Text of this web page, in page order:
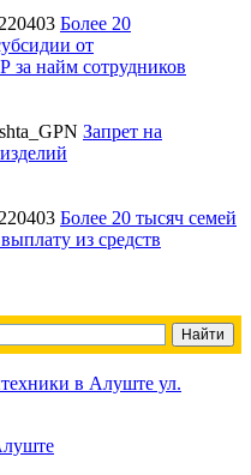
Более 20
от
за найм сотрудников
Запрет на
Более 20 тысяч семей
из средств